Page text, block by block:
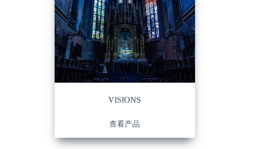
VISIONS
查看产品